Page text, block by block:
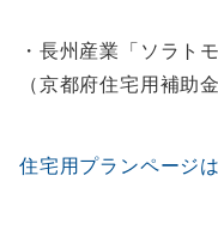
・長州産業「ソラト
（京都府住宅用補助
住宅用プランページ